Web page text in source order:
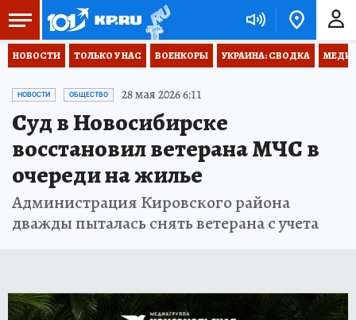
НОВОСТИ ТОЛЬКО У НАС ВОЕНКОРЫ УКРАИНА: СВОДКА
НОВОСТИ ОБЩЕСТВО 28 мая 2026 6:11
Суд в Новосибирске
восстановил ветерана МЧС в
очереди на жилье
Администрация Кировского района
дважды пыталась снять ветерана с учета